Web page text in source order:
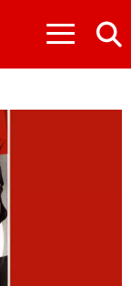
≡